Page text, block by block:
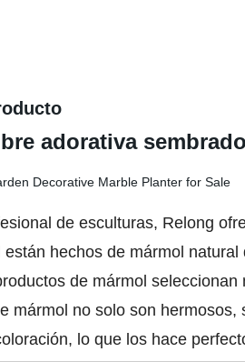
adorativa
de esculturas, Relong
hechos de mármol
de mármol
mármol no solo son
lo que los hace